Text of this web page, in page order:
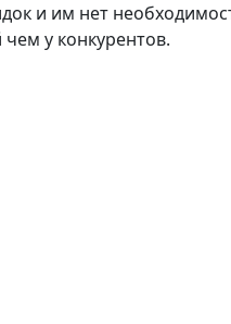
и им нет
у конкурентов.